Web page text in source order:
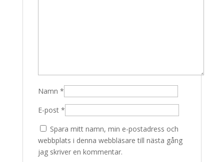
Namn *
E-post *
Spara mitt namn, min e-postadress och
webbplats i denna webbläsare till nästa gång
jag skriver en kommentar.